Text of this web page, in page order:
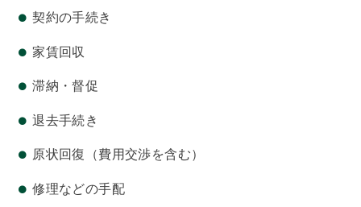
契約の手続き
家賃回収
滞納・督促
退去手続き
原状回復（費用交渉を含む）
修理などの手配